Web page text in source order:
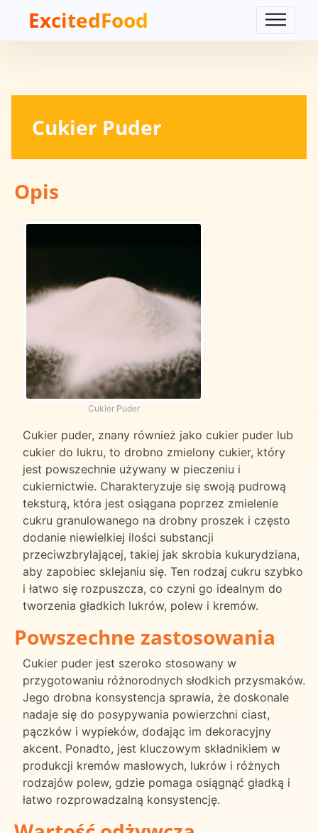
ExcitedFood
Cukier Puder
Opis
Cukier Puder
Cukier puder, znany również jako cukier puder lub
cukier do lukru, to drobno zmielony cukier, który
jest powszechnie używany w pieczeniu i
cukiernictwie. Charakteryzuje się swoją pudrową
teksturą, która jest osiągana poprzez zmielenie
cukru granulowanego na drobny proszek i często
dodanie niewielkiej ilości substancji
przeciwzbrylającej, takiej jak skrobia kukurydziana,
aby zapobiec sklejaniu się. Ten rodzaj cukru szybko
i łatwo się rozpuszcza, co czyni go idealnym do
tworzenia gładkich lukrów, polew i kremów.
Powszechne zastosowania
Cukier puder jest szeroko stosowany w
przygotowaniu różnorodnych słodkich przysmaków.
Jego drobna konsystencja sprawia, że doskonale
nadaje się do posypywania powierzchni ciast,
pączków i wypieków, dodając im dekoracyjny
akcent. Ponadto, jest kluczowym składnikiem w
produkcji kremów masłowych, lukrów i różnych
rodzajów polew, gdzie pomaga osiągnąć gładką i
łatwo rozprowadzalną konsystencję.